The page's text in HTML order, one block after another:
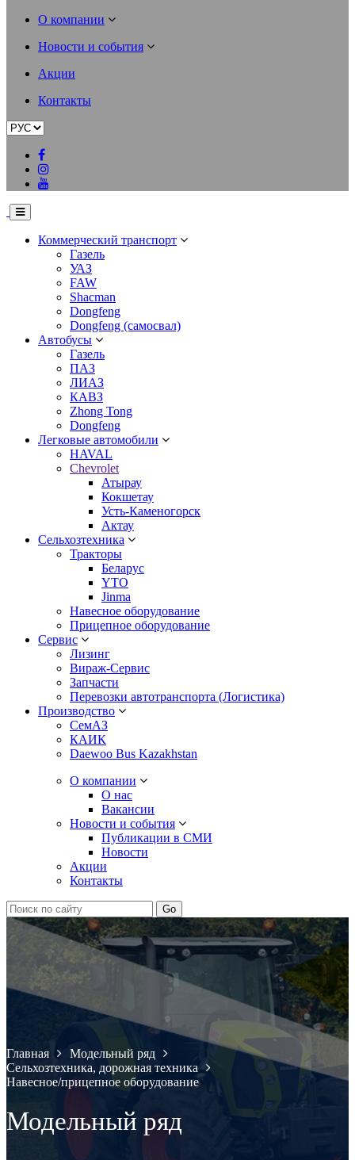
О компании
Новости и события
Акции
Контакты
Коммерческий транспорт
Газель
УАЗ
FAW
Shacman
Dongfeng
Dongfeng (самосвал)
Автобусы
Газель
ПАЗ
ЛИАЗ
КАВЗ
Zhong Tong
Dongfeng
Легковые автомобили
HAVAL
Chevrolet
Атырау
Кокшетау
Усть-Каменогорск
Актау
Сельхозтехника
Тракторы
Беларус
YTO
Jinma
Навесное оборудование
Прицепное оборудование
Сервис
Лизинг
Вираж-Сервис
Запчасти
Перевозки автотранспорта (Логистика)
Производство
СемАЗ
КАИК
Daewoo Bus Kazakhstan
О компании
О нас
Вакансии
Новости и события
Публикации в СМИ
Новости
Акции
Контакты
Главная
Модельный ряд
Сельхозтехника, дорожная техника
Навесное/прицепное оборудование
Модельный ряд